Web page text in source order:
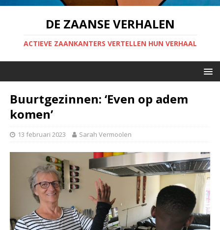
DE ZAANSE VERHALEN
ACTIEVE ZAANKANTERS VERTELLEN HUN VERHAAL
Buurtgezinnen: ‘Even op adem
komen’
13 februari 2023 Sarah Vermoolen